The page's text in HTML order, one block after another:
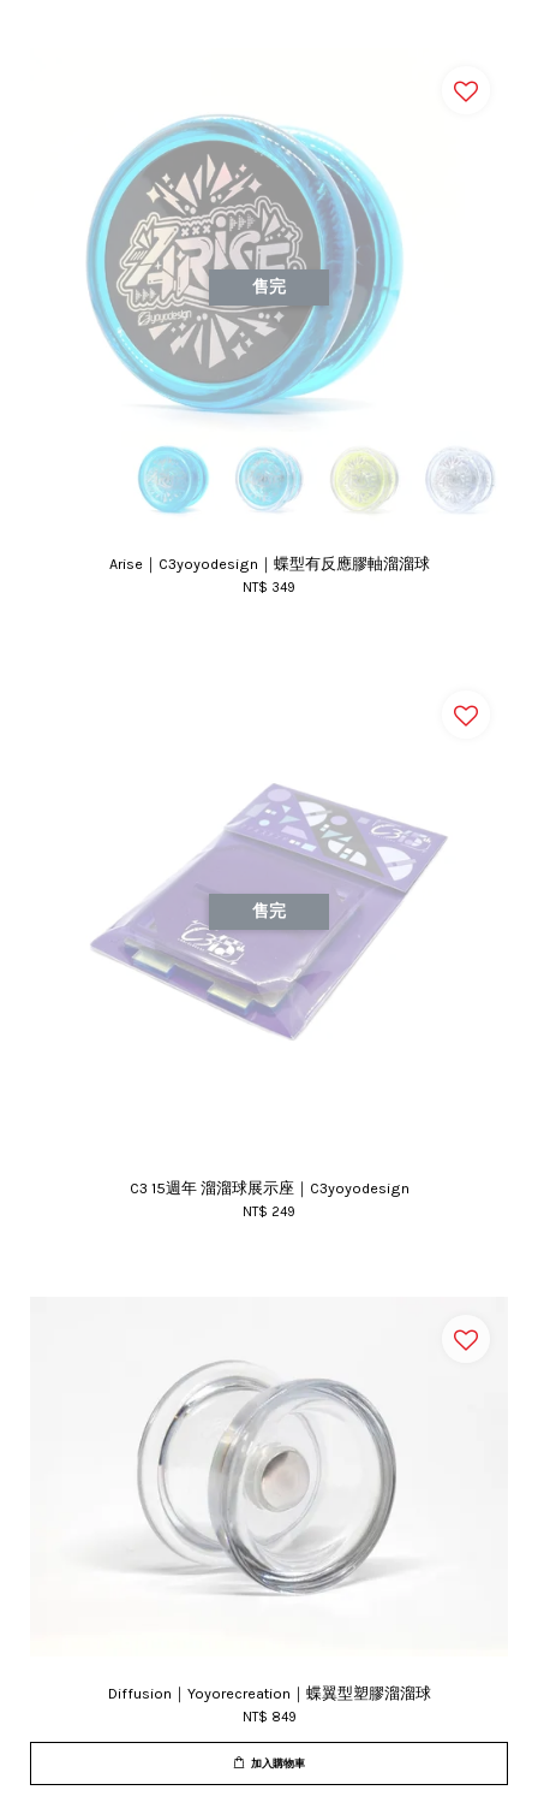
售完
Arise｜C3yoyodesign｜蝶型有反應膠軸溜溜球
NT$ 349
售完
C3 15週年 溜溜球展示座｜C3yoyodesign
NT$ 249
Diffusion｜Yoyorecreation｜蝶翼型塑膠溜溜球
NT$ 849
加入購物車